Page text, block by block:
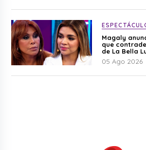
Magaly
que
de La Bella
05 Ago 2026